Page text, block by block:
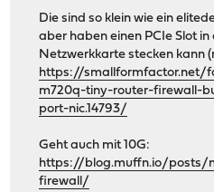
Die sind so klein wie ein
aber haben einen PCIe Slot
Netzwerkkarte stecken kann
https://smallformfactor.net/
m720q-tiny-router-firewall-
port-nic.14793/
Geht auch mit 10G:
https://blog.muffn.io/posts/
firewall/